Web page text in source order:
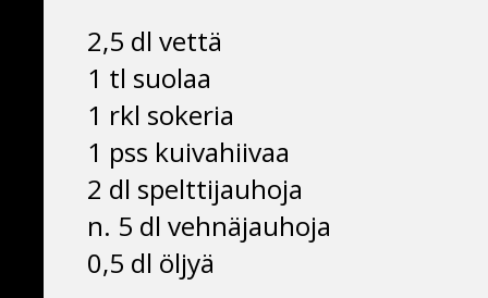
2,5 dl vettä
1 tl suolaa
1 rkl sokeria
1 pss kuivahiivaa
2 dl spelttijauhoja
n. 5 dl vehnäjauhoja
0,5 dl öljyä